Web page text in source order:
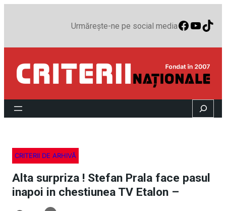
Urmărește-ne pe social media
Search
CRITERII DE ARHIVĂ
Alta surpriza ! Stefan Prala face pasul
inapoi in chestiunea TV Etalon –